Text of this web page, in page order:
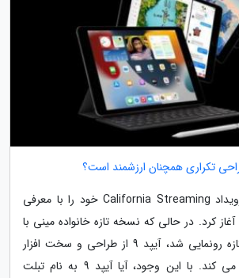
12هفته گذشته اپل رویداد California Streaming خود را با معرفی
آیپد 9 و آیپد مینی 6 آغاز کرد. در حالی که نسخه تازه خانواده مینی با
ظاهر و سخت افزار تازه رونمایی شد، آیپد 9 از طراحی و سخت افزار
قدیمی تری استفاده می کند. با این وجود، آیا آیپد 9 به نام تبلت